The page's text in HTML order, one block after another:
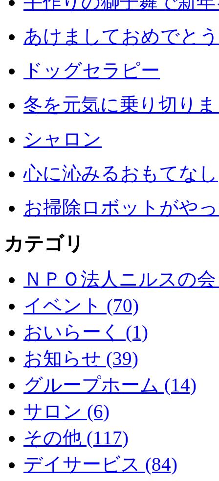
あけましておめでと
ドッグセラピー
冬を元気に乗り切り
シャロン
心に沁みるおもてなし
お掃除ロボットがや
カテゴリ
ＮＰＯ法人ニルスの
イベント (70)
おいらーく (1)
お知らせ (39)
グループホーム (14)
サロン (6)
その他 (117)
デイサービス (84)